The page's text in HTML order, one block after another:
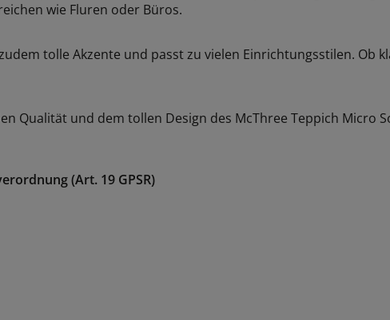
wie Fluren oder Büros.
tolle Akzente und passt zu vielen Einrichtungsstilen. Ob
Qualität und dem tollen Design des McThree Teppich Micro
(Art. 19 GPSR)